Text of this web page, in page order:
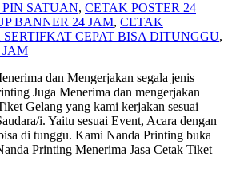
SATUAN, CETAK POSTER 24
BANNER 24 JAM, CETAK
CEPAT BISA DITUNGGU,
JAM
dan Mengerjakan segala jenis
Juga Menerima dan mengerjakan
Gelang yang kami kerjakan sesuai
i. Yaitu sesuai Event, Acara dengan
di tunggu. Kami Nanda Printing buka
Printing Menerima Jasa Cetak Tiket